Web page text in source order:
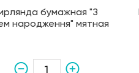
бумажная "З
народження" мятная